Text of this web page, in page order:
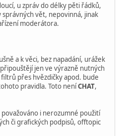
u zpráv do délky pěti řádků,
vět, nepovinná, jinak
moderátora.
a k věci, bez napadání, urážek
jen ve výrazně nutných
přes hvězdičky apod. bude
pravidla. Toto neníCHAT,
i nerozumné použití
či grafických podpisů, offtopic